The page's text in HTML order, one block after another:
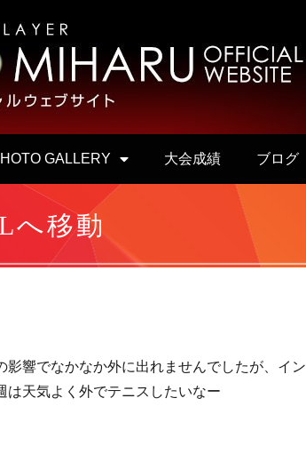
GALLERY 大会成績 ブログ
へ移動
響でなかなか外に出れませんでしたが、イン
は天気よく外でテニスしたいなー